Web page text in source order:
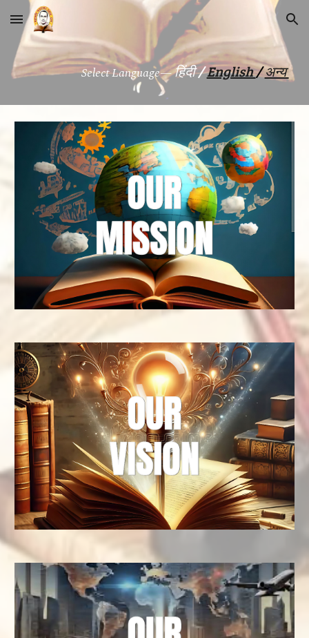
Skip to main content Skip to navigation
SelectLanguage—हिंदी/English/अन्य